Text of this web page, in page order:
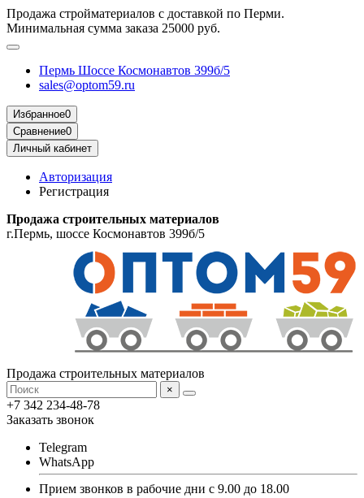
Продажа стройматериалов с доставкой по Перми.
Минимальная сумма заказа 25000 руб.
Пермь Шоссе Космонавтов 399б/5
sales@optom59.ru
Избранное0
Сравнение0
Личный кабинет
Авторизация
Регистрация
Продажа строительных материалов
г.Пермь, шоссе Космонавтов 399б/5
Продажа строительных материалов
×
+7 342 234-48-78
Заказать звонок
Telegram
WhatsApp
Прием звонков в рабочие дни с 9.00 до 18.00